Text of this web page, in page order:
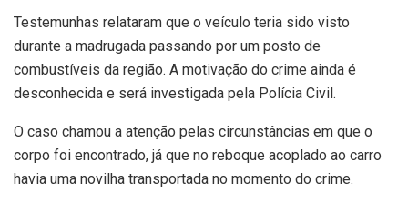
Testemunhas relataram que o veículo teria sido visto
durante a madrugada passando por um posto de
combustíveis da região. A motivação do crime ainda é
desconhecida e será investigada pela Polícia Civil.
O caso chamou a atenção pelas circunstâncias em que o
corpo foi encontrado, já que no reboque acoplado ao carro
havia uma novilha transportada no momento do crime.